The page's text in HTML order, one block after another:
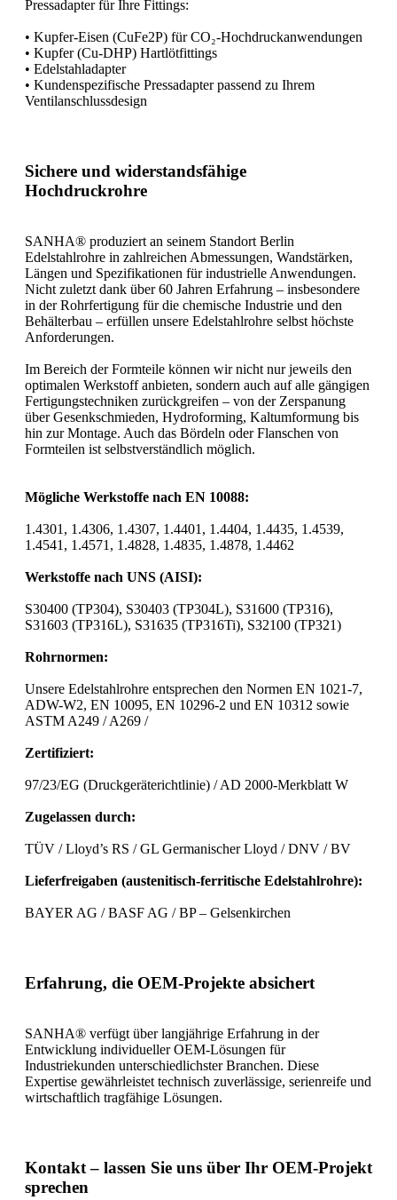
Pressadapter für Ihre Fittings:
• Kupfer-Eisen (CuFe2P) für CO₂-Hochdruckanwendungen
• Kupfer (Cu-DHP) Hartlötfittings
• Edelstahladapter
• Kundenspezifische Pressadapter passend zu Ihrem
Ventilanschlussdesign
Sichere und widerstandsfähige
Hochdruckrohre
SANHA® produziert an seinem Standort Berlin
Edelstahlrohre in zahlreichen Abmessungen, Wandstärken,
Längen und Spezifikationen für industrielle Anwendungen.
Nicht zuletzt dank über 60 Jahren Erfahrung – insbesondere
in der Rohrfertigung für die chemische Industrie und den
Behälterbau – erfüllen unsere Edelstahlrohre selbst höchste
Anforderungen.
Im Bereich der Formteile können wir nicht nur jeweils den
optimalen Werkstoff anbieten, sondern auch auf alle gängigen
Fertigungstechniken zurückgreifen – von der Zerspanung
über Gesenkschmieden, Hydroforming, Kaltumformung bis
hin zur Montage. Auch das Bördeln oder Flanschen von
Formteilen ist selbstverständlich möglich.
Mögliche Werkstoffe nach EN 10088:
1.4301, 1.4306, 1.4307, 1.4401, 1.4404, 1.4435, 1.4539,
1.4541, 1.4571, 1.4828, 1.4835, 1.4878, 1.4462
Werkstoffe nach UNS (AISI):
S30400 (TP304), S30403 (TP304L), S31600 (TP316),
S31603 (TP316L), S31635 (TP316Ti), S32100 (TP321)
Rohrnormen:
Unsere Edelstahlrohre entsprechen den Normen EN 1021-7,
ADW-W2, EN 10095, EN 10296-2 und EN 10312 sowie
ASTM A249 / A269 /
Zertifiziert:
97/23/EG (Druckgeräterichtlinie) / AD 2000-Merkblatt W
Zugelassen durch:
TÜV / Lloyd’s RS / GL Germanischer Lloyd / DNV / BV
Lieferfreigaben (austenitisch-ferritische Edelstahlrohre):
BAYER AG / BASF AG / BP – Gelsenkirchen
Erfahrung, die OEM-Projekte absichert
SANHA® verfügt über langjährige Erfahrung in der
Entwicklung individueller OEM-Lösungen für
Industriekunden unterschiedlichster Branchen. Diese
Expertise gewährleistet technisch zuverlässige, serienreife und
wirtschaftlich tragfähige Lösungen.
Kontakt – lassen Sie uns über Ihr OEM-Projekt
sprechen